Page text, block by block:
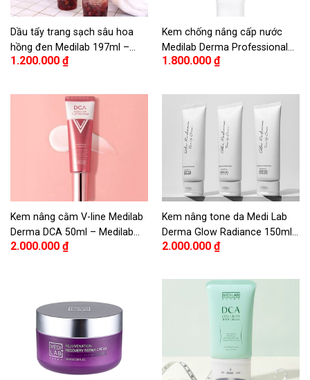
Dầu tẩy trang sạch sâu hoa
hồng đen Medilab 197ml –
Medilab Black Rose Blossom
1.200.000 ₫
Kem chống nắng cấp nước
Medilab Derma Professional
50g – Medilab Derma
1.800.000 ₫
Kem nâng cằm V-line Medilab
Derma DCA 50ml – Medilab
Derma DCA Double Chin V
2.000.000 ₫
Kem nâng tone da Medi Lab
Derma Glow Radiance 150ml
– Medi Lab Derma Glow
150ml
2.000.000 ₫